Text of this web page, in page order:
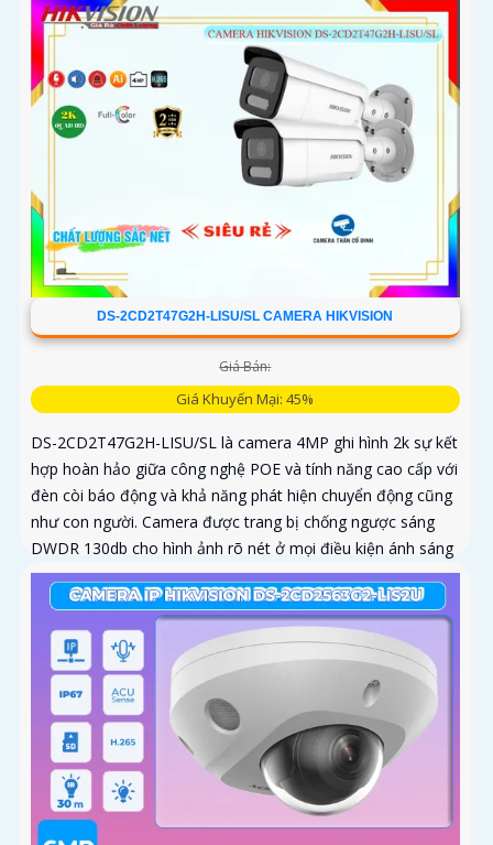
DS-2CD2T47G2H-LISU/SL CAMERA HIKVISION
Giá Bán:
Giá Khuyến Mại: 45%
DS-2CD2T47G2H-LISU/SL là camera 4MP ghi hình 2k sự kết
hợp hoàn hảo giữa công nghệ POE và tính năng cao cấp với
đèn còi báo động và khả năng phát hiện chuyển động cũng
như con người. Camera được trang bị chống ngược sáng
DWDR 130db cho hình ảnh rõ nét ở mọi điều kiện ánh sáng